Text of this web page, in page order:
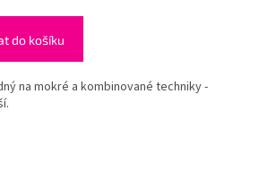
do košíku
na mokré a kombinované techniky -